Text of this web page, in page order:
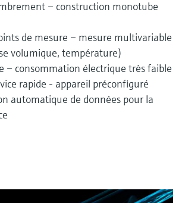
– construction monotube
de mesure – mesure multivariable
volumique, température)
– consommation électrique très faible
rapide - appareil préconfiguré
automatique de données pour la